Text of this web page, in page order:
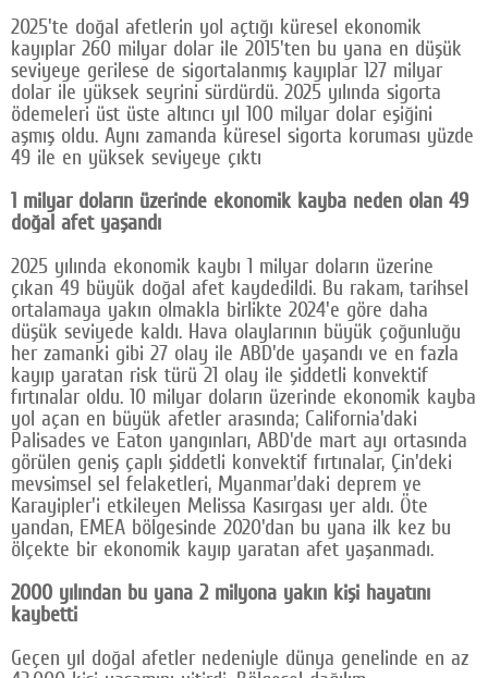
2025'te doğal afetlerin yol açtığı küresel ekonomik
kayıplar 260 milyar dolar ile 2015'ten bu yana en düşük
seviyeye gerilese de sigortalanmış kayıplar 127 milyar
dolar ile yüksek seyrini sürdürdü. 2025 yılında sigorta
ödemeleri üst üste altıncı yıl 100 milyar dolar eşiğini
aşmış oldu. Aynı zamanda küresel sigorta koruması yüzde
49 ile en yüksek seviyeye çıktı
1 milyar doların üzerinde ekonomik kayba neden olan 49
doğal afet yaşandı
2025 yılında ekonomik kaybı 1 milyar doların üzerine
çıkan 49 büyük doğal afet kaydedildi. Bu rakam, tarihsel
ortalamaya yakın olmakla birlikte 2024'e göre daha
düşük seviyede kaldı. Hava olaylarının büyük çoğunluğu
her zamanki gibi 27 olay ile ABD'de yaşandı ve en fazla
kayıp yaratan risk türü 21 olay ile şiddetli konvektif
fırtınalar oldu. 10 milyar doların üzerinde ekonomik kayba
yol açan en büyük afetler arasında; California'daki
Palisades ve Eaton yangınları, ABD'de mart ayı ortasında
görülen geniş çaplı şiddetli konvektif fırtınalar, Çin'deki
mevsimsel sel felaketleri, Myanmar'daki deprem ve
Karayipler'i etkileyen Melissa Kasırgası yer aldı. Öte
yandan, EMEA bölgesinde 2020'dan bu yana ilk kez bu
ölçekte bir ekonomik kayıp yaratan afet yaşanmadı.
2000 yılından bu yana 2 milyona yakın kişi hayatını
kaybetti
Geçen yıl doğal afetler nedeniyle dünya genelinde en az